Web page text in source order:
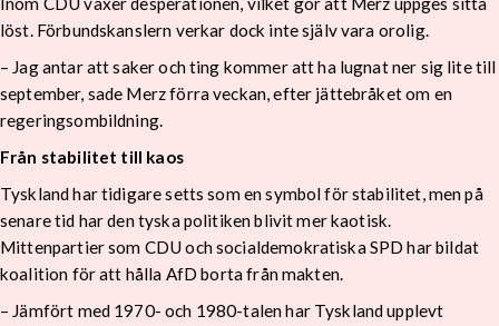
löst. Förbundskanslern verkar dock inte själv vara orolig.
– Jag antar att saker och ting kommer att ha lugnat ner sig lite till
september, sade Merz förra veckan, efter jättebråket om en
regeringsombildning.
Från stabilitet till kaos
Tyskland har tidigare setts som en symbol för stabilitet, men på
senare tid har den tyska politiken blivit mer kaotisk.
Mittenpartier som CDU och socialdemokratiska SPD har bildat
koalition för att hålla AfD borta från makten.
– Jämfört med 1970- och 1980-talen har Tyskland upplevt